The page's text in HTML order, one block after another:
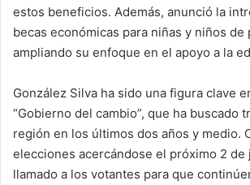
estos beneficios. Además, anunció la
becas económicas para niñas y niños de
ampliando su enfoque en el apoyo a la
González Silva ha sido una figura clave
“Gobierno del cambio”, que ha buscado
región en los últimos dos años y medio.
elecciones acercándose el próximo 2 de
llamado a los votantes para que